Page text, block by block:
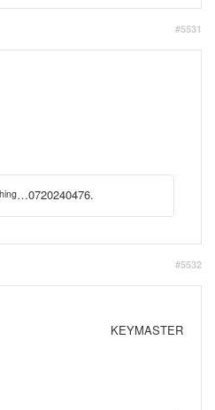
#5531
…0720240476.
#5532
KEYMASTER